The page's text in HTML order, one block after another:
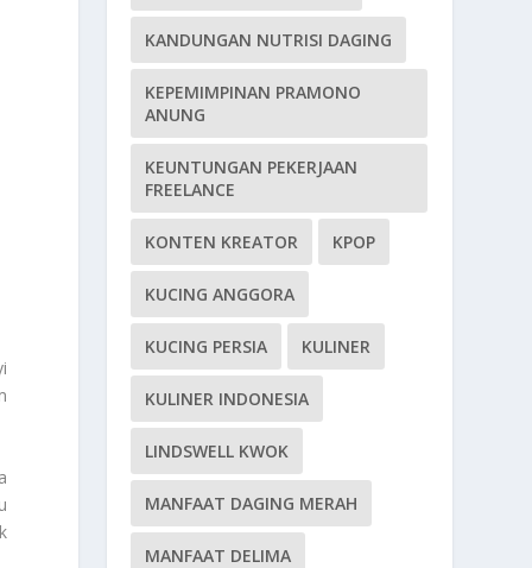
KANDUNGAN NUTRISI DAGING
KEPEMIMPINAN PRAMONO
ANUNG
KEUNTUNGAN PEKERJAAN
FREELANCE
KONTEN KREATOR KPOP
KUCING ANGGORA
KUCING PERSIA KULINER
KULINER INDONESIA
LINDSWELL KWOK
MANFAAT DAGING MERAH
MANFAAT DELIMA